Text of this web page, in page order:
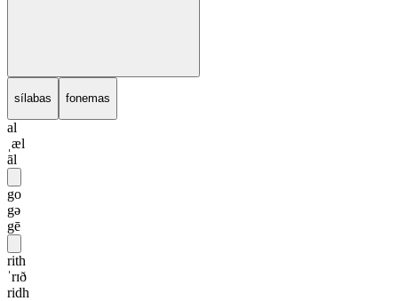
sílabas fonemas
al
ˌæl
āl
go
gə
gē
rith
ˈrɪð
ridh